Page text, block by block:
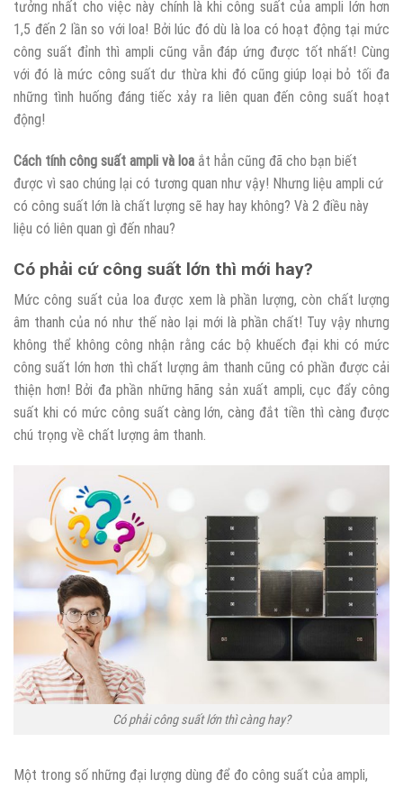
tưởng nhất cho việc này chính là khi công suất của ampli lớn hơn
1,5 đến 2 lần so với loa! Bởi lúc đó dù là loa có hoạt động tại mức
công suất đỉnh thì ampli cũng vẫn đáp ứng được tốt nhất! Cùng
với đó là mức công suất dư thừa khi đó cũng giúp loại bỏ tối đa
những tình huống đáng tiếc xảy ra liên quan đến công suất hoạt
động!
Cách tính công suất ampli và loa ắt hẳn cũng đã cho bạn biết
được vì sao chúng lại có tương quan như vậy! Nhưng liệu ampli cứ
có công suất lớn là chất lượng sẽ hay hay không? Và 2 điều này
liệu có liên quan gì đến nhau?
Có phải cứ công suất lớn thì mới hay?
Mức công suất của loa được xem là phần lượng, còn chất lượng
âm thanh của nó như thế nào lại mới là phần chất! Tuy vậy nhưng
không thể không công nhận rằng các bộ khuếch đại khi có mức
công suất lớn hơn thì chất lượng âm thanh cũng có phần được cải
thiện hơn! Bởi đa phần những hãng sản xuất ampli, cục đẩy công
suất khi có mức công suất càng lớn, càng đắt tiền thì càng được
chú trọng về chất lượng âm thanh.
Có phải công suất lớn thì càng hay?
Một trong số những đại lượng dùng để đo công suất của ampli,